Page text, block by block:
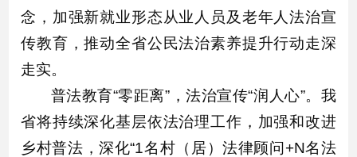
念，加强新就业形态从业人员及老年人法治宣
传教育，推动全省公民法治素养提升行动走深
走实。
普法教育“零距离”，法治宣传“润人心”。我
省将持续深化基层依法治理工作，加强和改进
乡村普法，深化“1名村（居）法律顾问+N名法